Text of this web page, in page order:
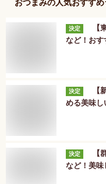
おつまみの人気おすす
決定
【
など！おす
決定
【
める美味し
決定
【
など！美味